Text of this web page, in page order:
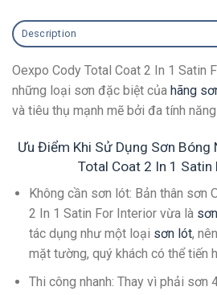
Description
Oexpo Cody Total Coat 2 In 1 Satin
những loại sơn đặc biệt của hãng
và tiêu thụ mạnh mẽ bởi đa tính
Ưu Điểm Khi Sử Dụng Sơn Bóng
Total Coat 2 In 1 Satin
Không cần sơn lót: Bản thân sơn
2 In 1 Satin For Interior vừa là
tác dụng như một loại sơn lót,
mặt tường, quý khách có thể tiến
Thi công nhanh: Thay vì phải sơn